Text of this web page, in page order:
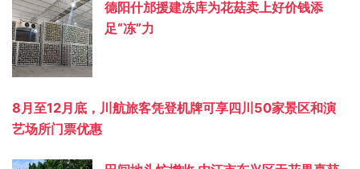
德阳什邡援建冻库为花菇卖上好价钱添
足“冻”力
8月至12月底，川航旅客凭登机牌可享四川50家景区和演
艺场所门票优惠